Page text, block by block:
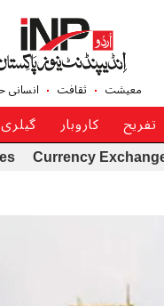
معیشت ثقافت انسانی
تفریح کاروبار گیلری
Currency